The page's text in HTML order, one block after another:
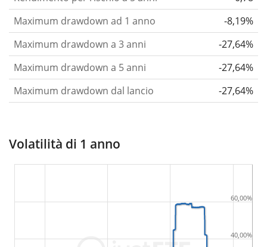
Maximum drawdown ad 1 anno
-8,19%
Maximum drawdown a 3 anni
-27,64%
Maximum drawdown a 5 anni
-27,64%
Maximum drawdown dal lancio
-27,64%
Volatilità di 1 anno
40,00%
60,00%